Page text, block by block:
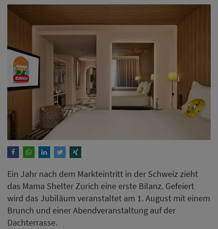
Ein Jahr nach dem Markteintritt in der Schweiz zieht
das Mama Shelter Zurich eine erste Bilanz. Gefeiert
wird das Jubiläum veranstaltet am 1. August mit einem
Brunch und einer Abendveranstaltung auf der
Dachterrasse.